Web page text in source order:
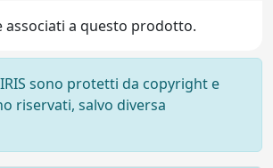
associati a questo prodotto.
sono protetti da copyright e
riservati, salvo diversa